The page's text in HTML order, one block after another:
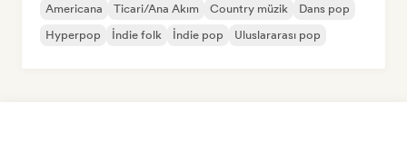
Americana Ticari/Ana Akım Country müzik
Dans pop
Hyperpop
İndie folk İndie pop Uluslararası pop